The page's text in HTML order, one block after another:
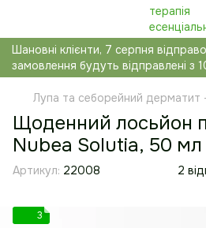
Шановні клієнти, 7 серпня
замовлення будуть відправлені з
Лупа та себорейний дерматит
Щоденний лосьйон
Nubea Solutia, 50 мл
Артикул: 22008 2
3